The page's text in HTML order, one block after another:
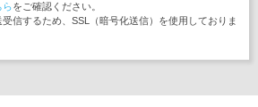
らをご確認ください。
信するため、SSL（暗号化送信）を使用しておりま